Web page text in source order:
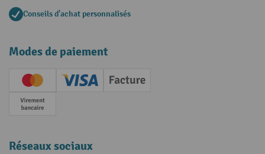
Conseils d'achat personnalisés
Modes de paiement
Creditcard (Master)Creditcard (Visa)
Facture
Paiement anticipé
Réseaux sociaux